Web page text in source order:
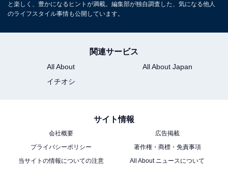
と楽しく、豊かになるヒントが満載。編集部が独自調査した、気になる他人
のライフスタイル事情も公開しています。
関連サービス
All About
All About Japan
イチオシ
サイト情報
会社概要
広告掲載
プライバシーポリシー
著作権・商標・免責事項
当サイトの情報についての注意
All About ニュースについて